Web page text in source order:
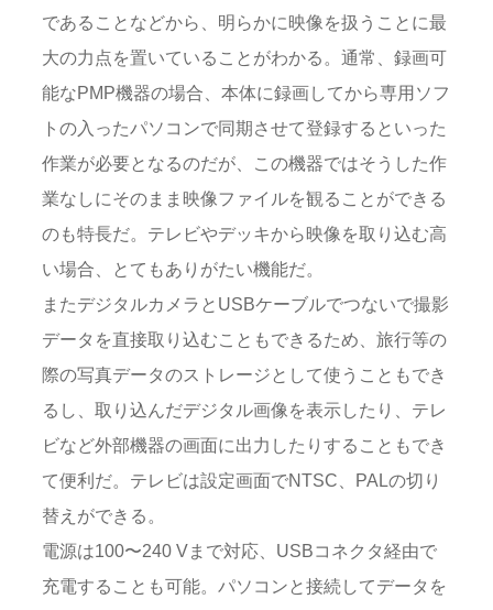
であることなどから、明らかに映像を扱うことに最
大の力点を置いていることがわかる。通常、録画可
能なPMP機器の場合、本体に録画してから専用ソフ
トの入ったパソコンで同期させて登録するといった
作業が必要となるのだが、この機器ではそうした作
業なしにそのまま映像ファイルを観ることができる
のも特長だ。テレビやデッキから映像を取り込む高
い場合、とてもありがたい機能だ。
またデジタルカメラとUSBケーブルでつないで撮影
データを直接取り込むこともできるため、旅行等の
際の写真データのストレージとして使うこともでき
るし、取り込んだデジタル画像を表示したり、テレ
ビなど外部機器の画面に出力したりすることもでき
て便利だ。テレビは設定画面でNTSC、PALの切り
替えができる。
電源は100〜240 Vまで対応、USBコネクタ経由で
充電することも可能。パソコンと接続してデータを